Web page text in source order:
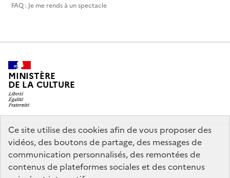
Ce site utilise des cookies afin de vous proposer des
vidéos, des boutons de partage, des messages de
communication personnalisés, des remontées de
contenus de plateformes sociales et des contenus
FAQ : Je me rends à un spectacle
MINISTÈRE
DE LA CULTURE
legifrance.gouv.fr
info.gouv.fr
service-public.gouv.fr
data.gouv.fr